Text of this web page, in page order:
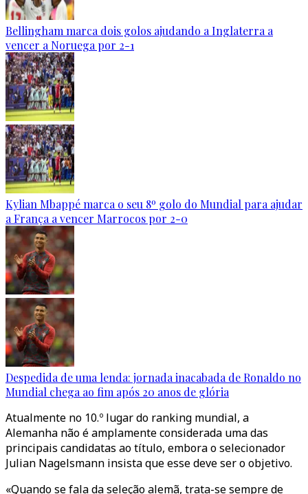
Bellingham marca dois golos ajudando a Inglaterra a
vencer a Noruega por 2-1
Kylian Mbappé marca o seu 8º golo do Mundial para ajudar
a França a vencer Marrocos por 2-0
Despedida de uma lenda: jornada inacabada de Ronaldo no
Mundial chega ao fim após 20 anos de glória
Atualmente no 10.º lugar do ranking mundial, a
Alemanha não é amplamente considerada uma das
principais candidatas ao título, embora o selecionador
Julian Nagelsmann insista que esse deve ser o objetivo.
«Quando se fala da seleção alemã, trata-se sempre de